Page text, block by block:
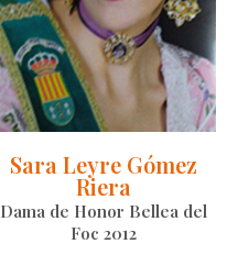
Sara Leyre Gómez
Riera
Dama de Honor Bellea del
Foc 2012